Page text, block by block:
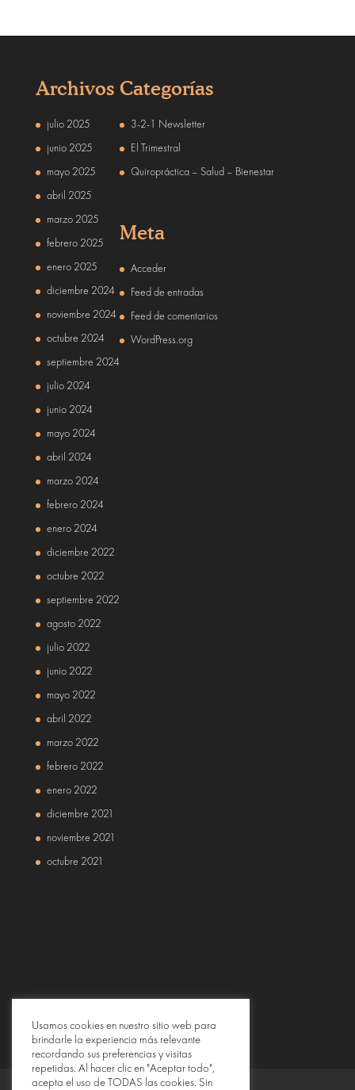
Archivos
julio 2025
junio 2025
mayo 2025
abril 2025
marzo 2025
febrero 2025
enero 2025
diciembre 2024
noviembre 2024
octubre 2024
septiembre 2024
julio 2024
junio 2024
mayo 2024
abril 2024
marzo 2024
febrero 2024
enero 2024
diciembre 2022
octubre 2022
septiembre 2022
agosto 2022
julio 2022
junio 2022
mayo 2022
abril 2022
marzo 2022
febrero 2022
enero 2022
diciembre 2021
noviembre 2021
octubre 2021
Categorías
3-2-1 Newsletter
El Trimestral
Quiropráctica – Salud – Bienestar
Meta
Acceder
Feed de entradas
Feed de comentarios
WordPress.org
Usamos cookies en nuestro sitio web para
brindarle la experiencia más relevante
recordando sus preferencias y visitas
repetidas. Al hacer clic en "Aceptar todo",
acepta el uso de TODAS las cookies. Sin